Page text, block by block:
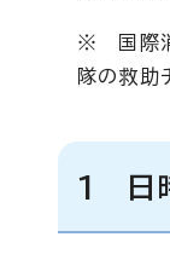
※ 国際消
隊の救助
1 日